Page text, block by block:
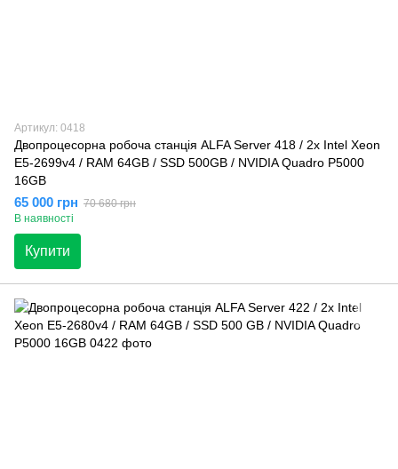
Артикул: 0418
Двопроцесорна робоча станція ALFA Server 418 / 2x Intel Xeon
E5-2699v4 / RAM 64GB / SSD 500GB / NVIDIA Quadro P5000
16GB
65 000 грн 70 680 грн
В наявності
Купити